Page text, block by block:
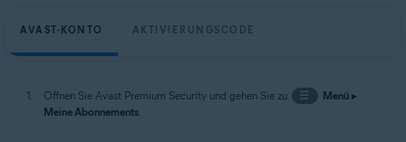
AVAST-KONTO AKTIVIERUNGSCODE
Öffnen Sie Avast Premium Security und gehen Sie zu ☰ Menü▸
Meine Abonnements.